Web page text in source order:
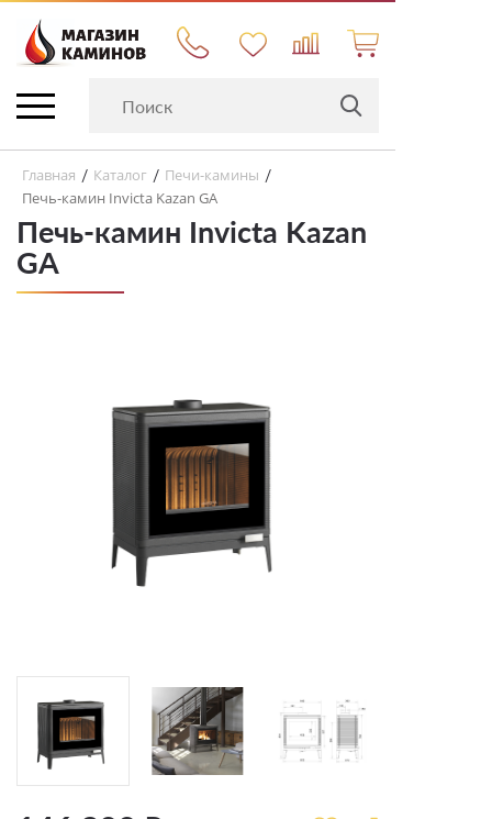
Главная / Каталог / Печи-камины /
Печь-камин Invicta Kazan GA
Печь-камин Invicta Kazan
GA